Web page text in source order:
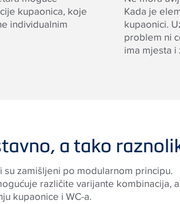
kupaonica, koje
individualnim
Kada je
kupaonici.
problem ni
ima mjesta i
a tako
su zamišljeni po modularnom principu.
različite varijante kombinacija,
kupaonice i WC-a.